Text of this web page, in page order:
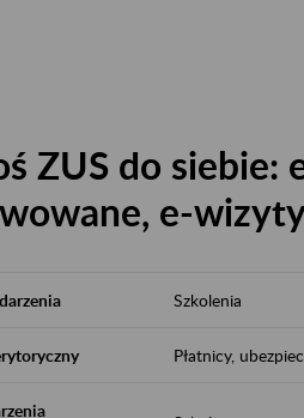
ZUS do siebie:
e-
Szkolenia
Płatnicy,